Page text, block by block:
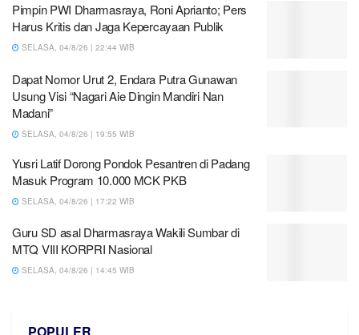
Pimpin PWI Dharmasraya, Roni Aprianto; Pers
Harus Kritis dan Jaga Kepercayaan Publik
SELASA, 04/8/26 | 22:44 WIB
Dapat Nomor Urut 2, Endara Putra Gunawan
Usung Visi “Nagari Aie Dingin Mandiri Nan
Madani”
SELASA, 04/8/26 | 19:55 WIB
Yusri Latif Dorong Pondok Pesantren di Padang
Masuk Program 10.000 MCK PKB
SELASA, 04/8/26 | 17:22 WIB
Guru SD asal Dharmasraya Wakili Sumbar di
MTQ VIII KORPRI Nasional
SELASA, 04/8/26 | 14:45 WIB
POPULER